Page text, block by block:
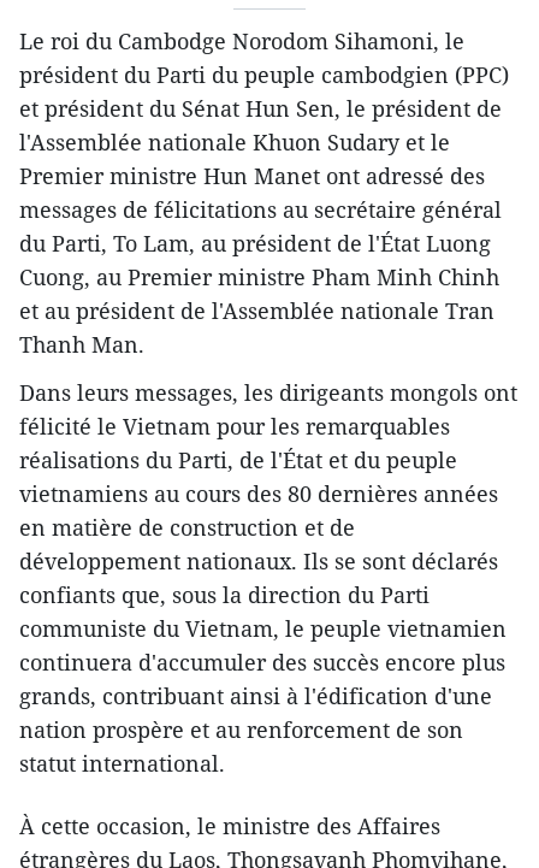
Le roi du Cambodge Norodom Sihamoni, le
président du Parti du peuple cambodgien (PPC)
et président du Sénat Hun Sen, le président de
l'Assemblée nationale Khuon Sudary et le
Premier ministre Hun Manet ont adressé des
messages de félicitations au secrétaire général
du Parti, To Lam, au président de l'État Luong
Cuong, au Premier ministre Pham Minh Chinh
et au président de l'Assemblée nationale Tran
Thanh Man.
Dans leurs messages, les dirigeants mongols ont
félicité le Vietnam pour les remarquables
réalisations du Parti, de l'État et du peuple
vietnamiens au cours des 80 dernières années
en matière de construction et de
développement nationaux. Ils se sont déclarés
confiants que, sous la direction du Parti
communiste du Vietnam, le peuple vietnamien
continuera d'accumuler des succès encore plus
grands, contribuant ainsi à l'édification d'une
nation prospère et au renforcement de son
statut international.
À cette occasion, le ministre des Affaires
étrangères du Laos, Thongsavanh Phomvihane,